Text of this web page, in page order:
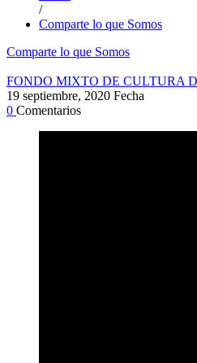
/
Comparte lo que Somos
Comparte lo que Somos
FONDO MIXTO DE CULTURA
19 septiembre, 2020 Fecha
0 Comentarios